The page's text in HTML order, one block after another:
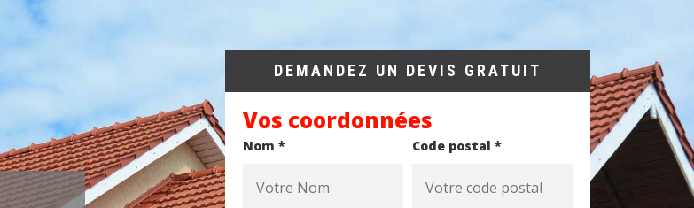
DEMANDEZ UN DEVIS GRATUIT
Vos coordonnées
Nom * Code postal *